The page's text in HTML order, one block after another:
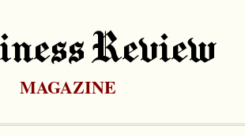
Review
MAGAZINE